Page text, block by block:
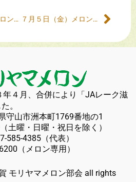
７月２日（火）メロンの販売について ７月５日（金）メロンの販売について
４月、合併により「JAレーク滋
。
山市洲本町1769番地の1
土曜・日曜・祝日を除く）
585-4385 （代表）
（メロン専用）
モリヤマメロン部会 all rights